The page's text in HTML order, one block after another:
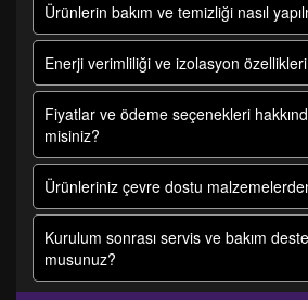
Ürünlerin bakım ve temizliği nasıl
Enerji verimliliği ve izolasyon
Fiyatlar ve ödeme seçenekleri
misiniz?
Ürünleriniz çevre dostu
Kurulum sonrası servis ve bakım
musunuz?